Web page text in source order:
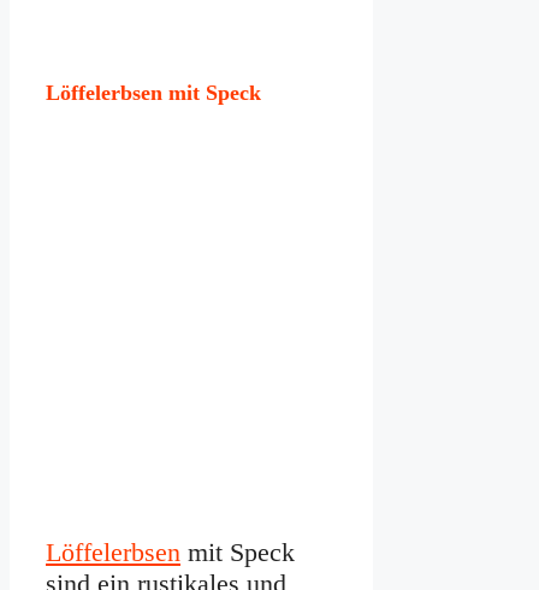
Löffelerbsen mit Speck
Löffelerbsen mit Speck
sind ein rustikales und